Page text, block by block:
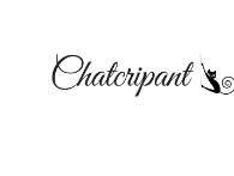
contenu